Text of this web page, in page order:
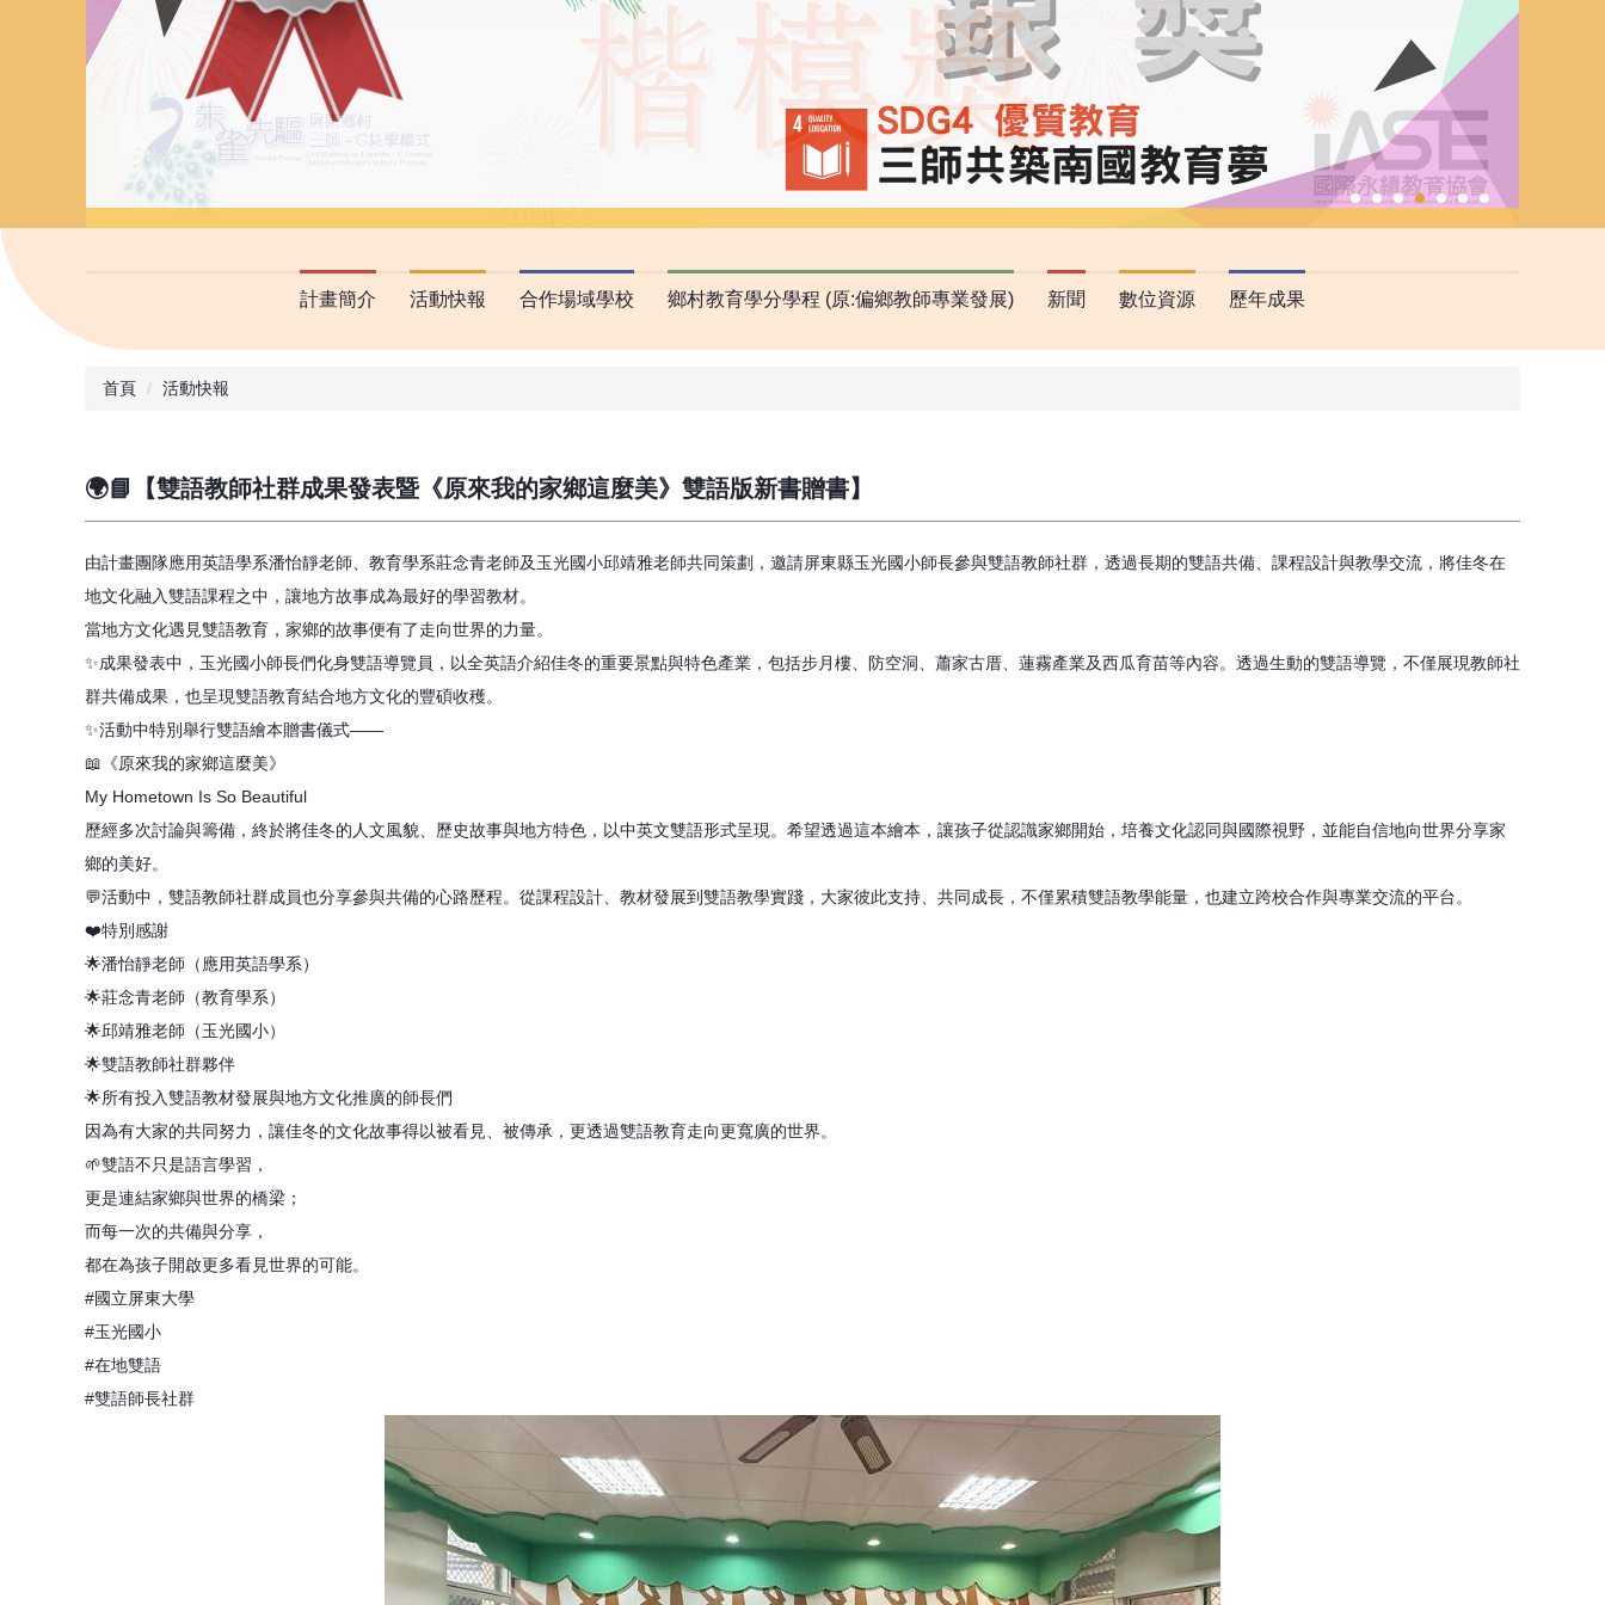
計畫簡介 活動快報 合作場域學校 鄉村教育學分學程 (原:偏鄉教師專業發展) 新聞 數位資源 歷年成果
首頁 活動快報
🌍📘【雙語教師社群成果發表暨《原來我的家鄉這麼美》雙語版新書贈書】
由計畫團隊應用英語學系潘怡靜老師、教育學系莊念青老師及玉光國小邱靖雅老師共同策劃，邀請屏東縣玉光國小師長參與雙語教師社群，透過長期的雙語共備、課程設計與教學交流，將佳冬在
地文化融入雙語課程之中，讓地方故事成為最好的學習教材。
當地方文化遇見雙語教育，家鄉的故事便有了走向世界的力量。
✨成果發表中，玉光國小師長們化身雙語導覽員，以全英語介紹佳冬的重要景點與特色產業，包括步月樓、防空洞、蕭家古厝、蓮霧產業及西瓜育苗等內容。透過生動的雙語導覽，不僅展現教師社
群共備成果，也呈現雙語教育結合地方文化的豐碩收穫。
✨活動中特別舉行雙語繪本贈書儀式——
📖《原來我的家鄉這麼美》
My Hometown Is So Beautiful
歷經多次討論與籌備，終於將佳冬的人文風貌、歷史故事與地方特色，以中英文雙語形式呈現。希望透過這本繪本，讓孩子從認識家鄉開始，培養文化認同與國際視野，並能自信地向世界分享家
鄉的美好。
💬活動中，雙語教師社群成員也分享參與共備的心路歷程。從課程設計、教材發展到雙語教學實踐，大家彼此支持、共同成長，不僅累積雙語教學能量，也建立跨校合作與專業交流的平台。
❤️特別感謝
🌟潘怡靜老師（應用英語學系）
🌟莊念青老師（教育學系）
🌟邱靖雅老師（玉光國小）
🌟雙語教師社群夥伴
🌟所有投入雙語教材發展與地方文化推廣的師長們
因為有大家的共同努力，讓佳冬的文化故事得以被看見、被傳承，更透過雙語教育走向更寬廣的世界。
🌱雙語不只是語言學習，
更是連結家鄉與世界的橋梁；
而每一次的共備與分享，
都在為孩子開啟更多看見世界的可能。
#國立屏東大學
#玉光國小
#在地雙語
#雙語師長社群